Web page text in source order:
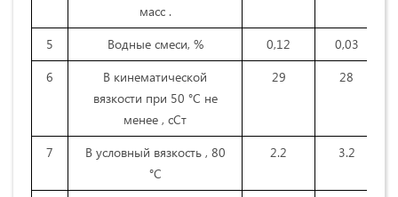
масс .
5 Водные смеси, % 0,12 0,03
6
В кинематической
вязкости при 50 °C не
менее , сСт
29 28
7
В условный вязкость , 80
°C
2.2 3.2